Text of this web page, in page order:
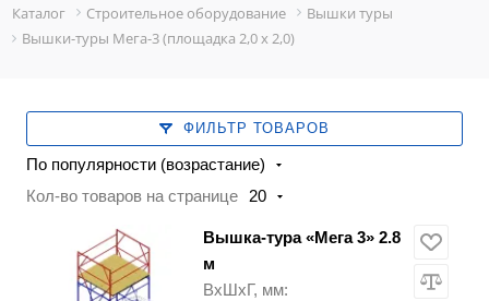
Каталог Строительное оборудование
Вышки туры
Вышки-туры Мега-3 (площадка 2,0 х 2,0)
ФИЛЬТР ТОВАРОВ
По популярности (возрастание)
Кол-во товаров на странице
20
Вышка-тура «Мега 3» 2.8
м
ВхШхГ, мм: